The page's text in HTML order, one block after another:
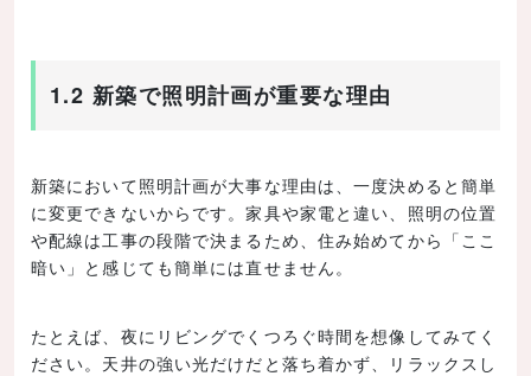
1.2 新築で照明計画が重要な理由
新築において照明計画が大事な理由は、一度決めると簡単
に変更できないからです。家具や家電と違い、照明の位置
や配線は工事の段階で決まるため、住み始めてから「ここ
暗い」と感じても簡単には直せません。
たとえば、夜にリビングでくつろぐ時間を想像してみてく
ださい。天井の強い光だけだと落ち着かず、リラックスし